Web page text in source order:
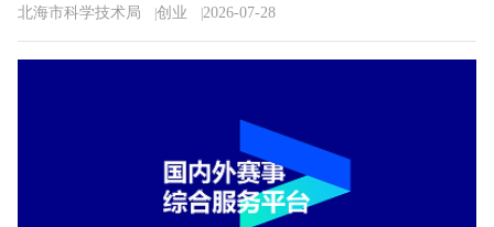
北海市科学技术局 创业 2026-07-28